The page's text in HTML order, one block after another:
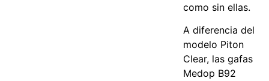
como sin ellas.
A diferencia del
modelo Piton
Clear, las gafas
Medop B92